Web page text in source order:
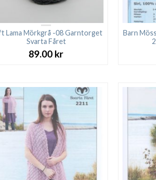
Lama Mörkgrå -08 Garntorget
Svarta Fåret
89.00 kr
Barn